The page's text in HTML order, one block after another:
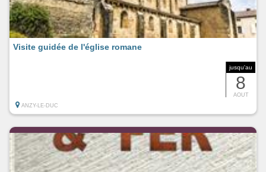
jusqu'au
8
AOUT
Visite guidée de l'église romane
ANZY-LE-DUC